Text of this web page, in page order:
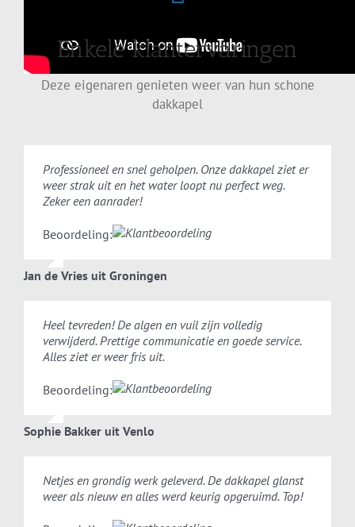
Enkele klantervaringen
Deze eigenaren genieten weer van hun schone
dakkapel
Professioneel en snel geholpen. Onze dakkapel ziet er
weer strak uit en het water loopt nu perfect weg.
Zeker een aanrader!
Beoordeling:
Jan de Vries uit Groningen
Heel tevreden! De algen en vuil zijn volledig
verwijderd. Prettige communicatie en goede service.
Alles ziet er weer fris uit.
Beoordeling:
Sophie Bakker uit Venlo
Netjes en grondig werk geleverd. De dakkapel glanst
weer als nieuw en alles werd keurig opgeruimd. Top!